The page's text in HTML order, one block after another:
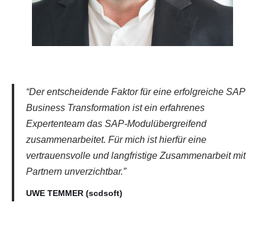
“Der entscheidende Faktor für eine erfolgreiche SAP
Business Transformation ist ein erfahrenes
Expertenteam das SAP-Modulübergreifend
zusammenarbeitet. Für mich ist hierfür eine
vertrauensvolle und langfristige Zusammenarbeit mit
Partnern unverzichtbar.”
UWE TEMMER (scdsoft)